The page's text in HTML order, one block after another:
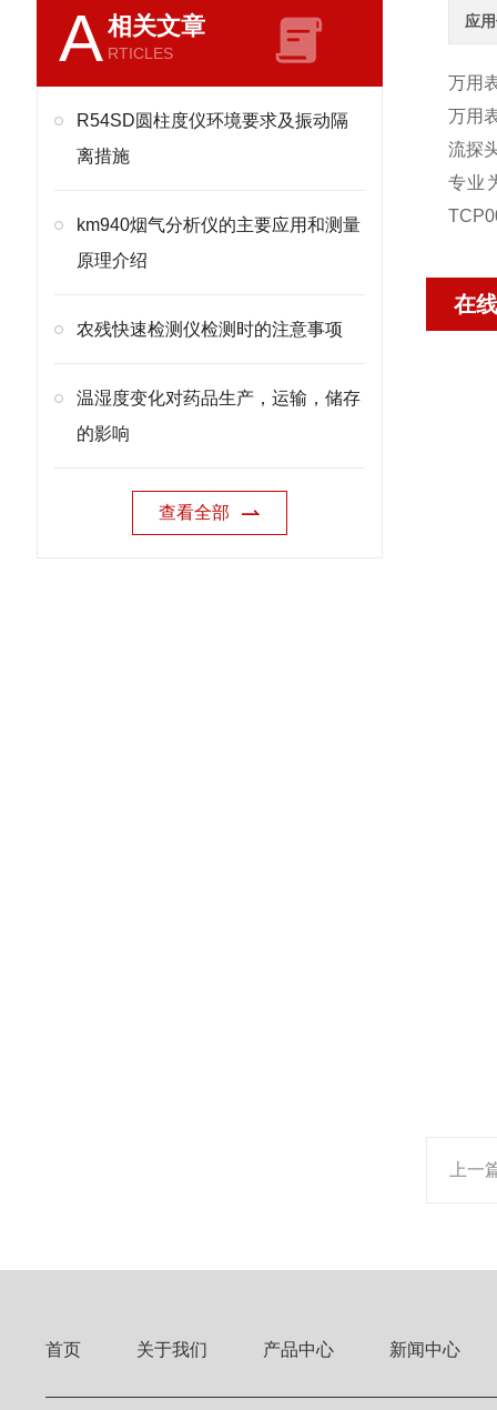
A相关文章
RTICLES
R54SD圆柱度仪环境要求及振动隔
离措施
km940烟气分析仪的主要应用和测量
原理介绍
农残快速检测仪检测时的注意事项
温湿度变化对药品生产，运输，储存
的影响
查看全部
应
万用
万用
流探
专业
在
上一
首页 关于我们 产品中心 新闻中心